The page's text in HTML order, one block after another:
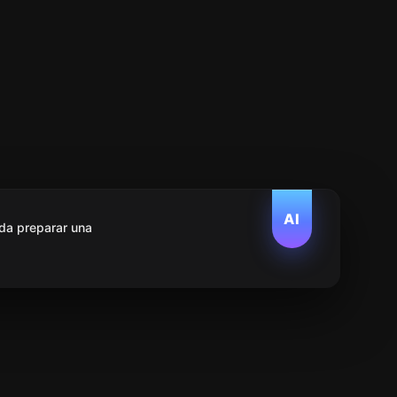
AI
preparar una